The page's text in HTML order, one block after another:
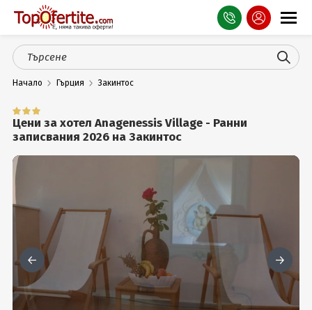
Оферти
СПА
Планина
Празници
Турция
Гърция
Услуги
Начало Гърция Закинтос
Цени за хотел Anagenessis Village - Ранни
записвания 2026 на Закинтос